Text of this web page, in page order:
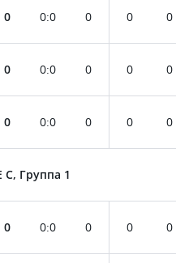
0 0:0 0 0 0
0 0:0 0 0 0
0 0:0 0 0 0
C, Группа 1
0 0:0 0 0 0